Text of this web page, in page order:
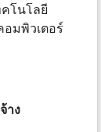
โนโลยี
มพิวเตอร์
าง